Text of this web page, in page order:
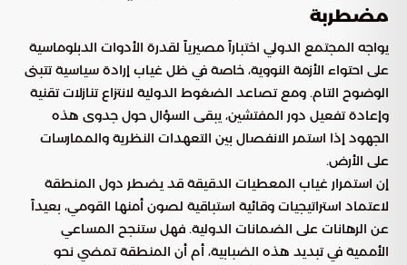
مضطربة
يواجه المجتمع الدولي اختباراً مصيرياً لقدرة الأدوات الدبلوماسية
على احتواء الأزمة النووية، خاصة في ظل غياب إرادة سياسية تتبنى
الوضوح التام. ومع تصاعد الضغوط الدولية لانتزاع تنازلات تقنية
وإعادة تفعيل دور المفتشين، يبقى السؤال حول جدوى هذه
الجهود إذا استمر الانفصال بين التعهدات النظرية والممارسات
على الأرض.
إن استمرار غياب المعطيات الدقيقة قد يضطر دول المنطقة
لاعتماد استراتيجيات وقائية استباقية لصون أمنها القومي، بعيداً
عن الرهانات على الضمانات الدولية. فهل ستنجح المساعي
الأممية في تبديد هذه الضبابية، أم أن المنطقة تمضي نحو